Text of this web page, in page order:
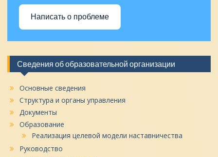
Написать о проблеме
Сведения об образовательной организации
Основные сведения
Структура и органы управления
Документы
Образование
Реализация целевой модели наставничества
Руководство